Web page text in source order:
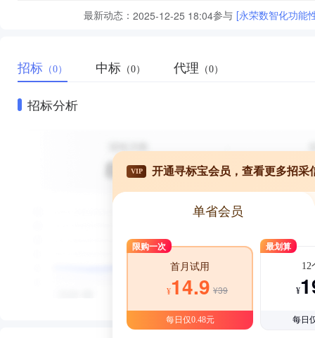
最新动态： 2025-12-25 18:04参与 [永荣数智化功能
招标 （0） 中标 （0） 代理 （0）
招标分析
VIP 开通寻标宝会员，查看更多招采
单省会员
限购一次
首月试用
¥14.9 ¥39
每日仅0.48元
最划算
12
¥
每日